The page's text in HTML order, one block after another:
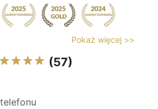
Pokaż więcej >>
(57)